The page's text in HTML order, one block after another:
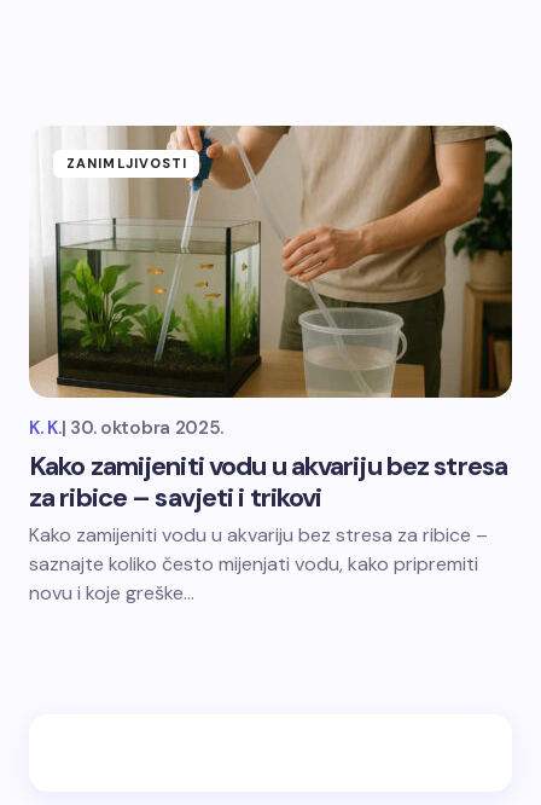
ZANIMLJIVOSTI
K. K.| 30. oktobra 2025.
Kako zamijeniti vodu u akvariju bez stresa
za ribice – savjeti i trikovi
Kako zamijeniti vodu u akvariju bez stresa za ribice –
saznajte koliko često mijenjati vodu, kako pripremiti
novu i koje greške…